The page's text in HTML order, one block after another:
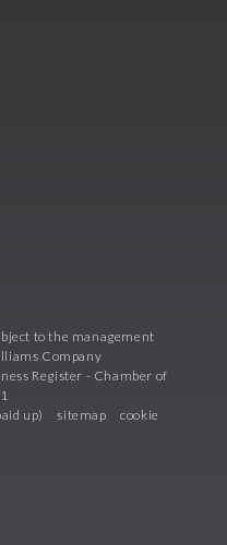
to the management
Company
Register - Chamber of
up)
sitemap cookie